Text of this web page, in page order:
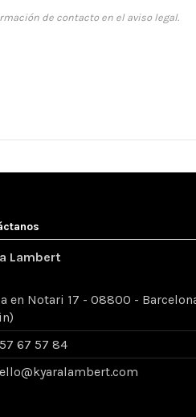
de contacto en el aviso legal.
Lambert
en Notari 17 - 08800 -
67 57 84